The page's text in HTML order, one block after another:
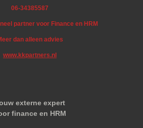
06-34385587
partner voor Finance en HRM
dan alleen advies
www.kkpartners.nl
externe expert
finance en HRM